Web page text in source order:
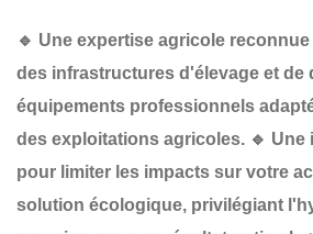
🔹 Une expertise agricole reconnue
des infrastructures d'élevage et de
équipements professionnels
des exploitations agricoles. 🔹 Une
pour limiter les impacts sur votre
solution écologique, privilégiant